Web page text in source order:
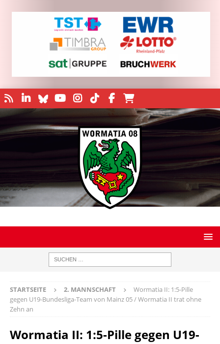
STARTSEITE 2. MANNSCHAFT
Wormatia II: 1:5-Pille
gegen U19-Bundesliga-Team von Mainz 05 / Wormatia II trat ohne
Zehn an
Wormatia II: 1:5-Pille gegen U19-